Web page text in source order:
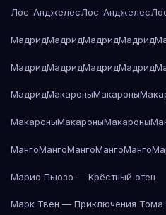
Лос-АнджелесЛос-Анджелес
МадридМадридМадридМадрид
МадридМадридМадридМадрид
МадридМакароныМакароны
МакароныМакароныМакароны
МангоМангоМангоМангоМанго
Марио Пьюзо — Крёстный отец
Марк Твен — Приключения Тома